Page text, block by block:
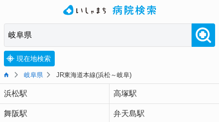
現在地検索
岐阜県 JR東海道本線(浜松～岐阜)
浜松駅 高塚駅
舞阪駅 弁天島駅